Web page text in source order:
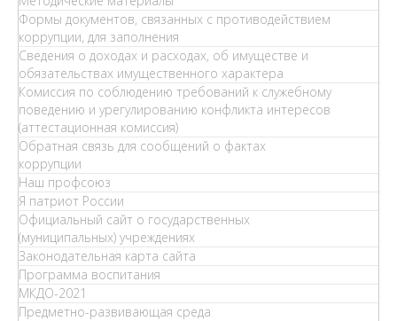
Формы документов, связанных с противодействием
коррупции, для заполнения
Сведения о доходах и расходах, об имуществе и
обязательствах имущественного характера
Комиссия по соблюдению требований к служебному
поведению и урегулированию конфликта интересов
(аттестационная комиссия)
Обратная связь для сообщений о фактах
коррупции
Наш профсоюз
Я патриот России
Официальный сайт о государственных
(муниципальных) учреждениях
Законодательная карта сайта
Программа воспитания
МКДО-2021
Предметно-развивающая среда